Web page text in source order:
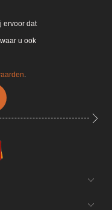
ervoor dat
u ook